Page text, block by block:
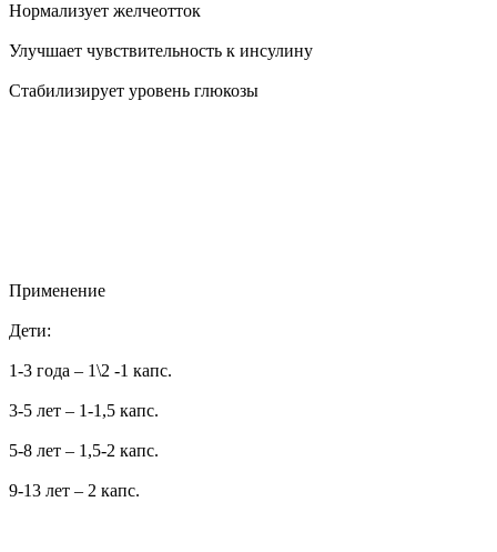
Нормализует желчеотток
Улучшает чувствительность к инсулину
Стабилизирует уровень глюкозы
Применение
Дети:
1-3 года – 1\2 -1 капс.
3-5 лет – 1-1,5 капс.
5-8 лет – 1,5-2 капс.
9-13 лет – 2 капс.